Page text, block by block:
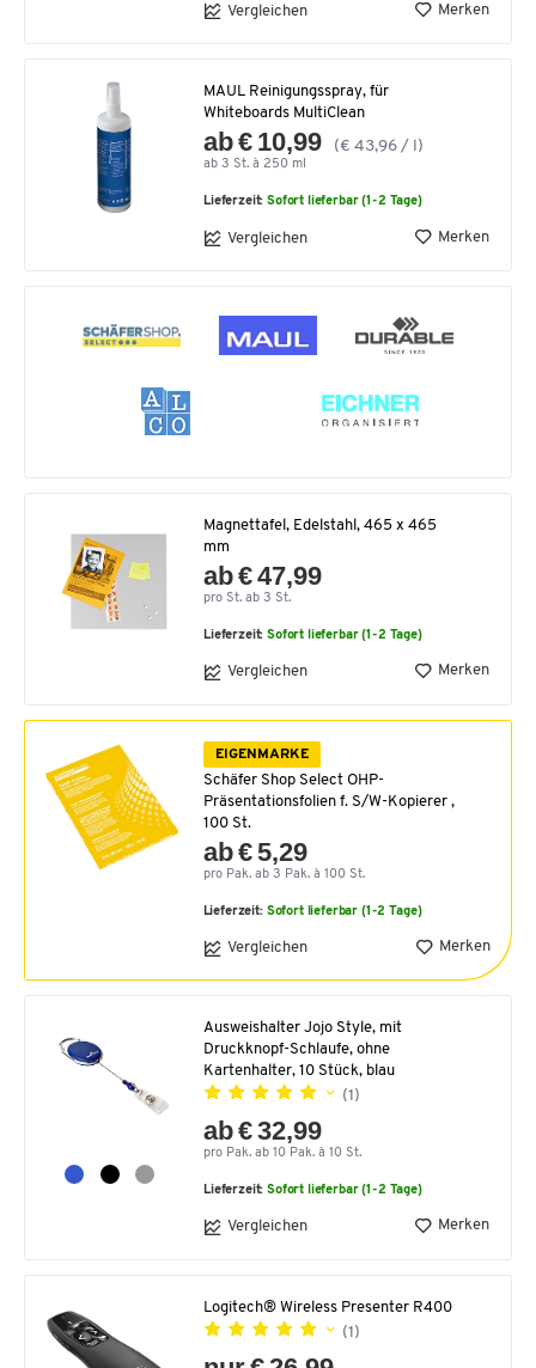
Vergleichen Merken
MAUL Reinigungsspray, für
Whiteboards MultiClean
ab € 10,99 (€ 43,96 / l)
ab 3 St. à 250 ml
Lieferzeit:Sofort lieferbar (1-2 Tage)
Vergleichen Merken
Magnettafel, Edelstahl, 465 x 465
mm
ab € 47,99
pro St. ab 3 St.
Lieferzeit:Sofort lieferbar (1-2 Tage)
Vergleichen Merken
EIGENMARKE
Schäfer Shop Select OHP-
Präsentationsfolien f. S/W-Kopierer ,
100 St.
ab € 5,29
pro Pak. ab 3 Pak. à 100 St.
Lieferzeit: Sofort lieferbar (1-2 Tage)
Vergleichen Merken
Ausweishalter Jojo Style, mit
Druckknopf-Schlaufe, ohne
Kartenhalter, 10 Stück, blau
(1)
ab € 32,99
pro Pak. ab 10 Pak. à 10 St.
Lieferzeit:Sofort lieferbar (1-2 Tage)
Vergleichen Merken
Logitech® Wireless Presenter R400
(1)